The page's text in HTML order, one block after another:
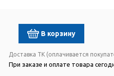
В корзину
Доставка ТК (оплачивается
При заказе и оплате товара